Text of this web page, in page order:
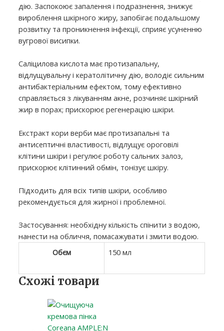
дію. Заспокоює запалення і подразнення, знижує
вироблення шкірного жиру, запобігає подальшому
розвитку та проникнення інфекції, сприяє усуненню
вугрової висипки.
Саліцилова кислота має протизапальну,
відлущувальну і кератолітичну дію, володіє сильним
антибактеріальним ефектом, тому ефективно
справляється з лікуванням акне, розчиняє шкірний
жир в порах; прискорює регенерацію шкіри.
Екстракт кори верби має протизапальні та
антисептичні властивості, відлущує ороговілі
клітини шкіри і регулює роботу сальних залоз,
прискорює клітинний обмін, тонізує шкіру.
Підходить для всіх типів шкіри, особливо
рекомендується для жирної і проблемної.
Застосування: необхідну кількість спінити з водою,
нанести на обличчя, помасажувати і змити водою.
Обєм
150 мл
Схожі товари